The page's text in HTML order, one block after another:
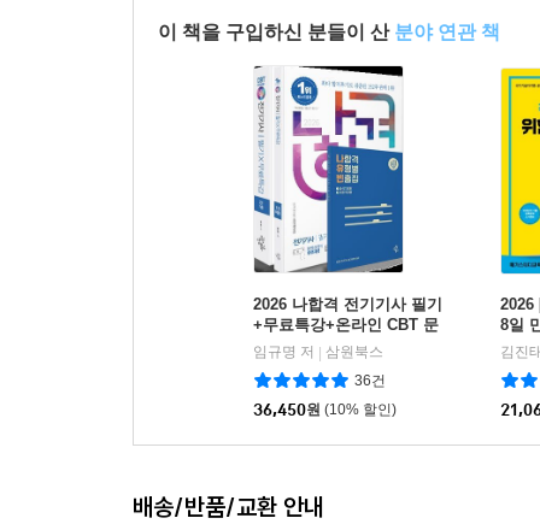
이 책을 구입하신 분들이 산 분야 연관 책
2026 나합격 전기기사 필기
+무료특강+온라인 CBT 문
제풀이
임규명 저
삼원북스
36건
36,450원 (10% 할인)
2026
8일
사 실
김진
배송/반품/교환 안내